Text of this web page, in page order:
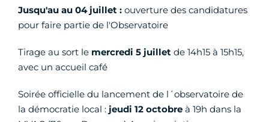
Jusqu'au au 04 juillet : ouverture des candidatures
pour faire partie de l'Observatoire
Tirage au sort le mercredi 5 juillet de 14h15 à 15h15,
avec un accueil café
Soirée officielle du lancement de l´observatoire de
la démocratie local : jeudi 12 octobre à 19h dans la